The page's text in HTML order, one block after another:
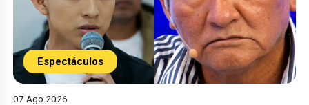
Espectáculos
07 Ago 2026